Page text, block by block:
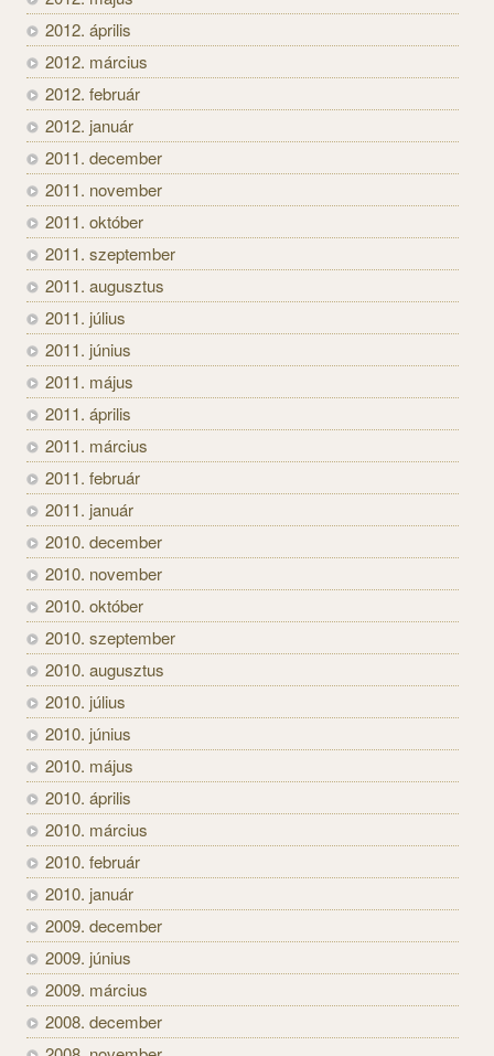
2012. április
2012. március
2012. február
2012. január
2011. december
2011. november
2011. október
2011. szeptember
2011. augusztus
2011. július
2011. június
2011. május
2011. április
2011. március
2011. február
2011. január
2010. december
2010. november
2010. október
2010. szeptember
2010. augusztus
2010. július
2010. június
2010. május
2010. április
2010. március
2010. február
2010. január
2009. december
2009. június
2009. március
2008. december